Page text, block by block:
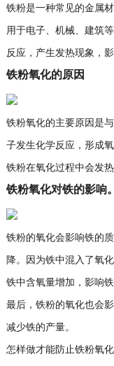
铁粉是一种常见的金属
用于电子、机械、建筑
反应，产生发热现象，
铁粉氧化的原因
铁粉氧化的主要原因是
子发生化学反应，形成
铁粉在氧化过程中会发热
铁粉氧化对铁的影响。
铁粉的氧化会影响铁的
降。因为铁中混入了氧
铁中含氧量增加，影响
最后，铁粉的氧化也会
减少铁的产量。
怎样做才能防止铁粉氧